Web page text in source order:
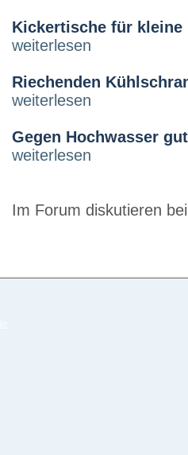
Kickertische für kleine
weiterlesen
Riechenden
weiterlesen
Gegen Hochwasser
weiterlesen
Im Forum diskutieren